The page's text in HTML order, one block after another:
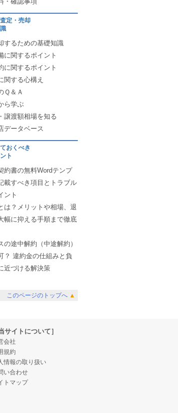
定・売却
するための基礎知識
に関するポイント
に関するポイント
関する心構え
Ｑ＆Ａ
ら学ぶ
譲渡額相場を知る
データベース
おくべき
ト
約書の無料Wordテンプ
載すべき項目とトラブル
ント
は？メリットや相場、退
幅に抑える手順まで徹底
の途中解約（中途解約）
？ 違約金の仕組みと負
近づける解決策
このページのトップへ ▲
サイトについて］
会社
規約
情報の取り扱い
い合わせ
トマップ